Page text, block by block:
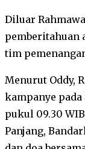
Diluar
pemberitahuan
tim
Menurut Oddy,
kampanye pada
pukul 09.30
Panjang,